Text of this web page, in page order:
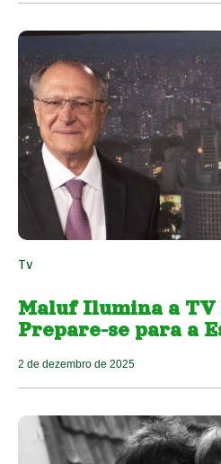
Tv
Maluf Ilumina a
Prepare-se para a
2 de dezembro de 2025